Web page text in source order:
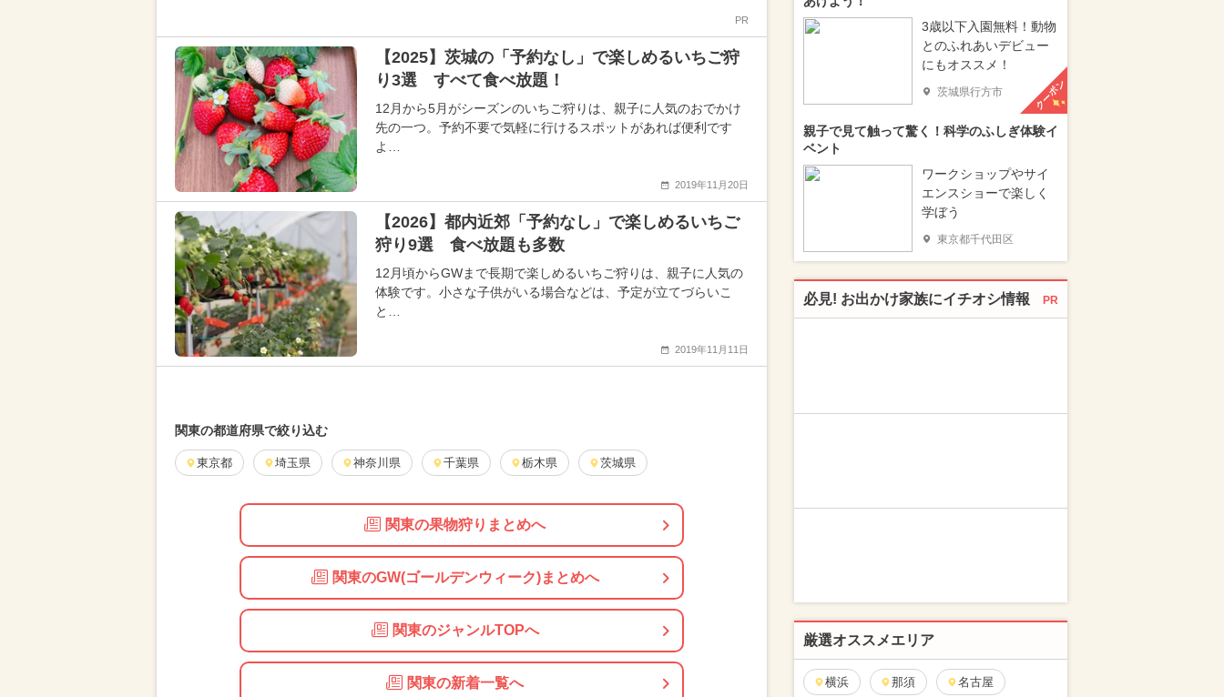
PR
【2025】茨城の「予約なし」で楽しめるいちご狩
り3選 すべて食べ放題！
12月から5月がシーズンのいちご狩りは、親子に人気のおでかけ
先の一つ。予約不要で気軽に行けるスポットがあれば便利です
よ…
2019年11月20日
【2026】都内近郊「予約なし」で楽しめるいちご
狩り9選 食べ放題も多数
12月頃からGWまで長期で楽しめるいちご狩りは、親子に人気の
体験です。小さな子供がいる場合などは、予定が立てづらいこ
と…
2019年11月11日
関東の都道府県で絞り込む
東京都 埼玉県 神奈川県 千葉県 栃木県 茨城県
関東の果物狩りまとめへ
関東のGW(ゴールデンウィーク)まとめへ
関東のジャンルTOPへ
関東の新着一覧へ
3歳以下入園無料！動物
とのふれあいデビュー
にもオススメ！
茨城県行方市 クーポン
親子で見て触って驚く！科学のふしぎ体験イ
ベント
ワークショップやサイ
エンスショーで楽しく
学ぼう
東京都千代田区
必見! お出かけ家族にイチオシ情報 PR
厳選オススメエリア
横浜 那須 名古屋